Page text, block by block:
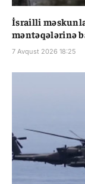
İsrailli
məntəqələrinə
7 Avqust 2026 18:25